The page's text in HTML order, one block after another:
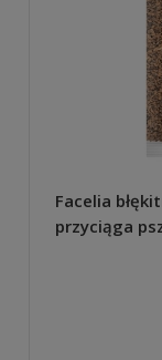
Facelia
przyciąga